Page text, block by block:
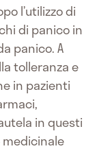
l’utilizzo di
di panico in
panico. A
tolleranza e
in pazienti
in questi
medicinale